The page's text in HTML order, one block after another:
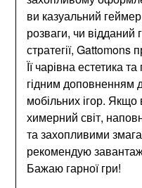
ви казуальний
розваги, чи
стратегії,
Її чарівна естетика
гідним доповненням
мобільних ігор. Якщо
химерний світ,
та захопливими
рекомендую
Бажаю гарної гри!